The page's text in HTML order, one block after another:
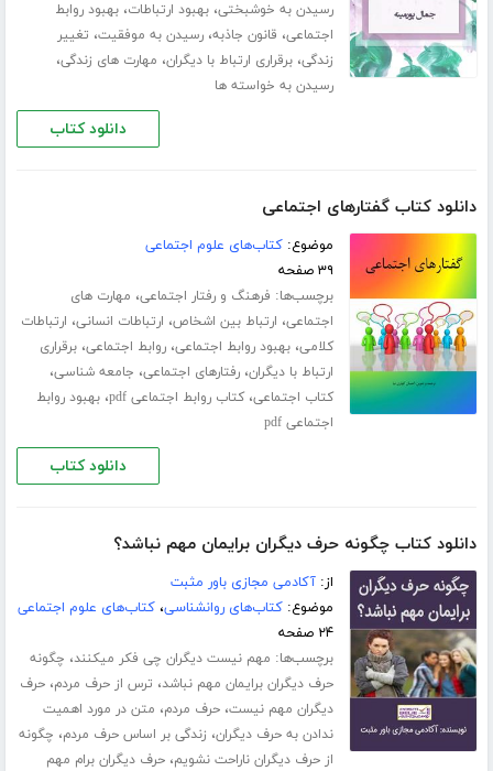
رسیدن به خوشبختی،بهبود ارتباطات،بهبود روابط
اجتماعی، قانون جاذبه،رسیدن به موفقیت، تغییر
زندگی،برقراری ارتباط با دیگران، مهارت های زندگی،
رسیدن به خواسته ها
دانلود کتاب
دانلود کتاب گفتارهای اجتماعی
موضوع:کتاب‌های علوم اجتماعی
۳۹ صفحه
برچسب‌ها: فرهنگ و رفتار اجتماعی، مهارت های
اجتماعی، ارتباط بین اشخاص، ارتباطات انسانی، ارتباطات
کلامی،بهبود روابط اجتماعی،روابط اجتماعی،برقراری
ارتباط با دیگران،رفتارهای اجتماعی، جامعه شناسی،
کتاب اجتماعی،کتاب روابط اجتماعی pdf ،بهبود روابط
اجتماعی pdf
دانلود کتاب
دانلود کتاب چگونه حرف دیگران برایمان مهم نباشد؟
از:آکادمی مجازی باور مثبت
موضوع:کتاب‌های روانشناسی،کتاب‌های علوم اجتماعی
۲۴ صفحه
برچسب‌ها: مهم نیست دیگران چی فکر میکنند، چگونه
حرف دیگران برایمان مهم نباشد، ترس از حرف مردم،حرف
دیگران مهم نیست،حرف مردم، متن در مورد اهمیت
ندادن به حرف دیگران، زندگی بر اساس حرف مردم، چگونه
از حرف دیگران ناراحت نشویم،حرف دیگران برام مهم